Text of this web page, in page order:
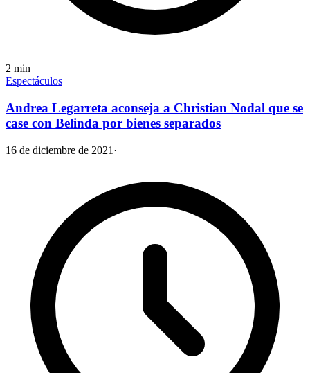
2 min
Espectáculos
Andrea Legarreta aconseja a Christian Nodal que se
case con Belinda por bienes separados
16 de diciembre de 2021 ·